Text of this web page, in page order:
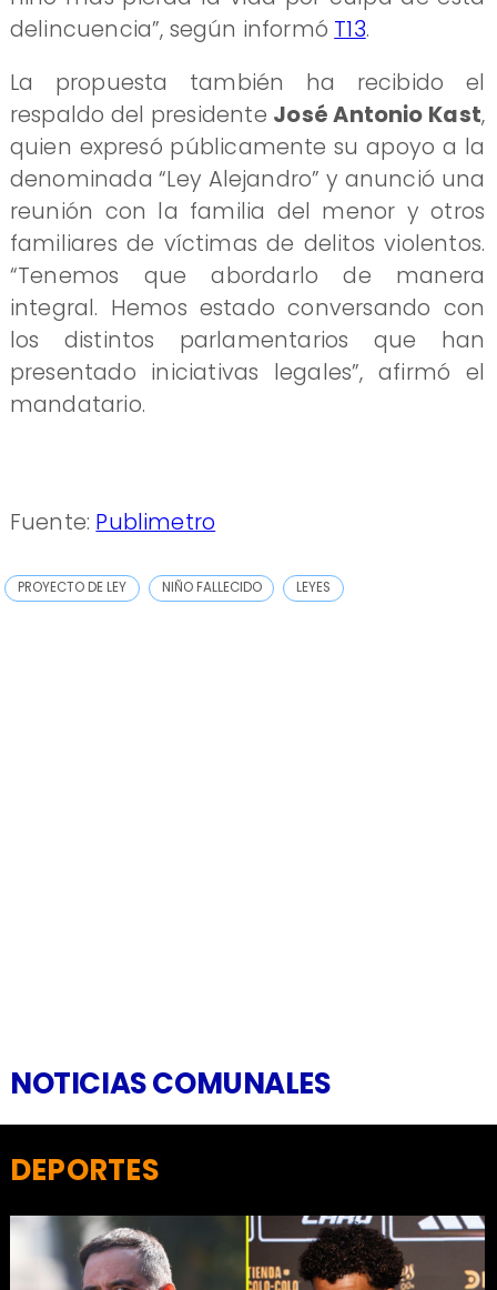
delincuencia”, según informó T13.
La propuesta también ha recibido el
respaldo del presidente José Antonio Kast,
quien expresó públicamente su apoyo a la
denominada “Ley Alejandro” y anunció una
reunión con la familia del menor y otros
familiares de víctimas de delitos violentos.
“Tenemos que abordarlo de manera
integral. Hemos estado conversando con
los distintos parlamentarios que han
presentado iniciativas legales”, afirmó el
mandatario.
Fuente: Publimetro
PROYECTO DE LEY NIÑO FALLECIDO LEYES
NOTICIAS COMUNALES
DEPORTES